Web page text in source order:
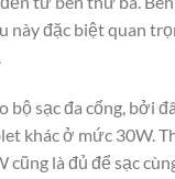
đặc biệt quan
sạc đa cổng, bởi
khác ở mức 30W.
là đủ để sạc